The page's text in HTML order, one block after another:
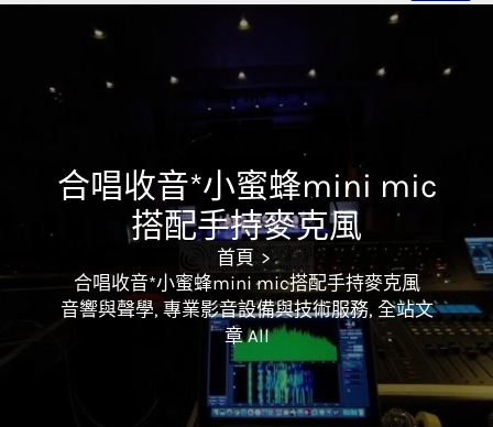
合唱收音*小蜜蜂mini mic
搭配手持麥克風
首頁
合唱收音*小蜜蜂mini mic搭配手持麥克風
音響與聲學, 專業影音設備與技術服務, 全站文
章 All